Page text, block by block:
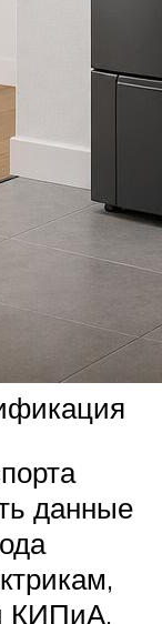
данные
КИПиА,